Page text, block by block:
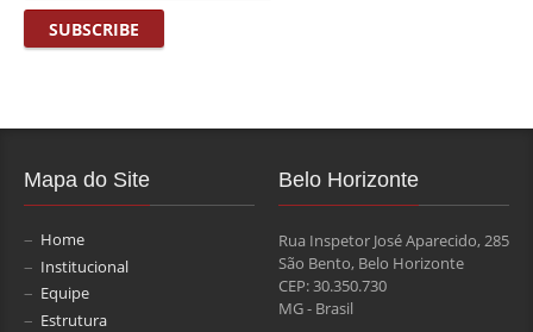
Mapa do Site
Home
Institucional
Equipe
Estrutura
Belo Horizonte
Rua Inspetor José Aparecido, 285
São Bento, Belo Horizonte
CEP: 30.350.730
MG - Brasil